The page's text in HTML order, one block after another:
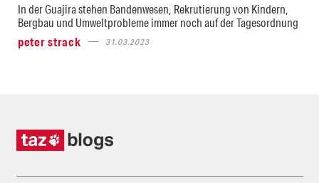
In der Guajira stehen Bandenwesen, Rekrutierung von Kindern,
Bergbau und Umweltprobleme immer noch auf der Tagesordnung
peter strack
31.03.2023